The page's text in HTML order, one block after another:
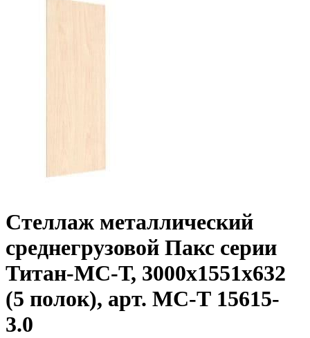
Стеллаж металлический
среднегрузовой Пакс серии
Титан-МС-Т, 3000x1551x632
(5 полок), арт. МС-Т 15615-
3.0